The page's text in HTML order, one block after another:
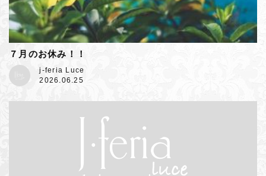
７月のお休み！！
j-feria Luce
2026.06.25